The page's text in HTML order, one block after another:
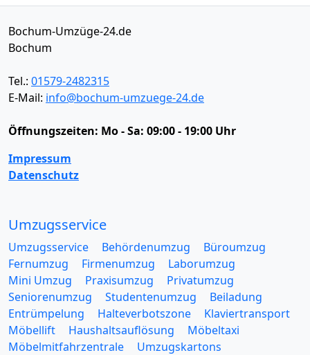
Bochum-Umzüge-24.de
Bochum
Tel.: 01579-2482315
E-Mail: info@bochum-umzuege-24.de
Öffnungszeiten: Mo - Sa: 09:00 - 19:00 Uhr
Impressum
Datenschutz
Umzugsservice
Umzugsservice Behördenumzug
Büroumzug
Fernumzug
Firmenumzug
Laborumzug
Mini Umzug
Praxisumzug
Privatumzug
Seniorenumzug
Studentenumzug
Beiladung
Entrümpelung
Halteverbotszone
Klaviertransport
Möbellift
Haushaltsauflösung
Möbeltaxi
Möbelmitfahrzentrale
Umzugskartons